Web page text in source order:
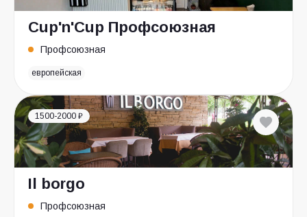
Cup'n'Cup Профсоюзная
Профсоюзная
европейская
1500-2000 ₽
Il borgo
Профсоюзная